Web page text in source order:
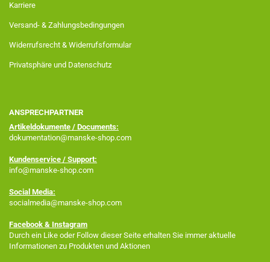
Karriere
Versand- & Zahlungsbedingungen
Widerrufsrecht & Widerrufsformular
Privatsphäre und Datenschutz
ANSPRECHPARTNER
Artikeldokumente / Documents:
dokumentation@manske-shop.com
Kundenservice / Support:
info@manske-shop.com
Social Media:
socialmedia@manske-shop.com
Facebook & Instagram
Durch ein Like oder Follow dieser Seite erhalten Sie immer aktuelle
Informationen zu Produkten und Aktionen